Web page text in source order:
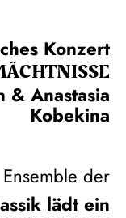
Konzert
& Anastasia
Kobekina
Ensemble der
lädt ein